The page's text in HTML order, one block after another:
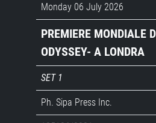
Monday 06 July 2026
PREMIERE MONDIALE
ODYSSEY- A LONDRA
SET 1
Ph. Sipa Press Inc.